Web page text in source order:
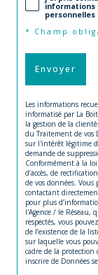
informations
personnelles
* Champ
Envoyer
Les informations
informatisé par La
la gestion de la
du Traitement de vos
sur l'intérêt légitime
demande de
Conformément à la
d’accès, de
de vos données.
contactant
pour plus
l'Agence / le Réseau,
respectés, vous
de l’existence de la
sur laquelle vous
cadre de la protection
inscrire de Données